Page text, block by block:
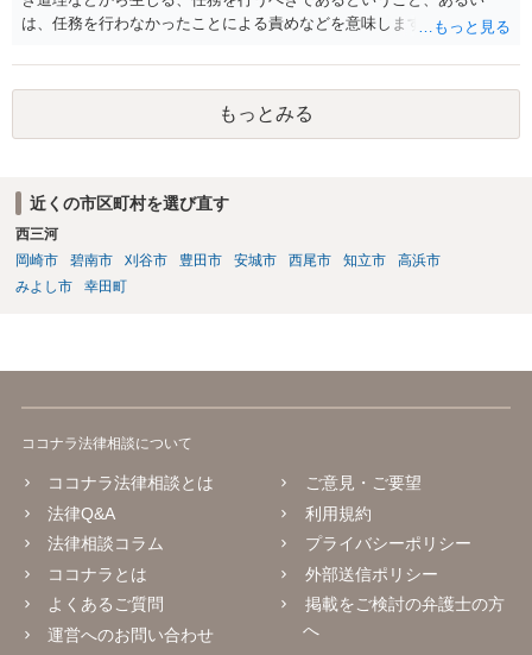
は、任務を行わなかったことによる責めなどを意味します。 道義的責
則はありませんが、道義的責任を果たさないことで、他人からの信用
を無くす、不遇を受けるなどの一般的にはそのような事実上の不利益
もっとみる
近くの市区町村を選び直す
西三河
岡崎市
碧南市 刈谷市 豊田市 安城市 西尾市 知立市
高浜市
みよし市
幸田町
ココナラ法律相談について
ココナラ法律相談とは
法律Q&A
法律相談コラム
ココナラとは
よくあるご質問
運営へのお問い合わせ
ご意見・ご要望
利用規約
プライバシーポリシー
外部送信ポリシー
掲載をご検討の弁護士の方
へ